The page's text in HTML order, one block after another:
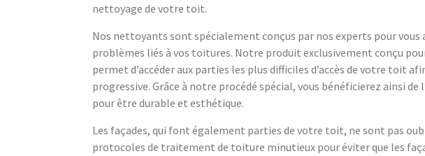
nettoyage de votre toit.
Nos nettoyants sont spécialement conçus par nos experts pour vous
problèmes liés à vos toitures. Notre produit exclusivement conçu
permet d’accéder aux parties les plus difficiles d’accès de votre toit
progressive. Grâce à notre procédé spécial, vous bénéficierez ainsi
pour être durable et esthétique.
Les façades, qui font également parties de votre toit, ne sont pas
protocoles de traitement de toiture minutieux pour éviter que les